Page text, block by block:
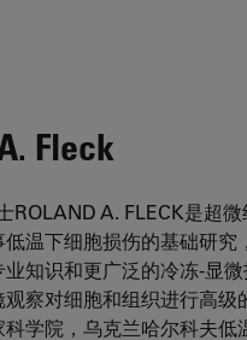
Fleck
ROLAND A. FLECK是超
温下细胞损伤的基础研
知识和更广泛的冷冻-显
察对细胞和组织进行高
学院，乌克兰哈尔科夫